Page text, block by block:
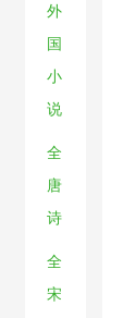
外
国
小
说
全
唐
诗
全
宋